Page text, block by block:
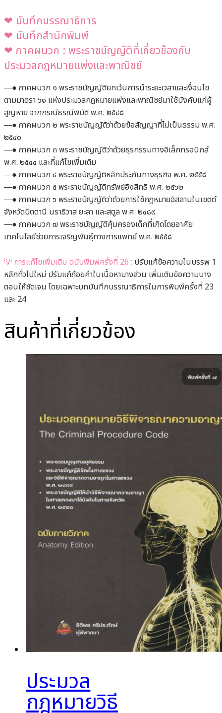
❤︎ บันทึกบรรณาธิการ
❤︎ บันทึกสำนักพิมพ์
❤︎ ภาคผนวก : พระราชบัญญัติที่เกี่ยวข้องกับ
ประมวลกฎหมายแพ่งและพาณิชย์
―● ภาคผนวก ๑ พระราชบัญญัติยกเว้นการนำระยะเวลาและเงื่อนไข
ตามมาตรา ๖๑ แห่งประมวลกฎหมายแพ่งและพาณิชย์มาใช้บังคับแก่ผู้
สูญหาย จากกรณีธรณีพิบัติ พ.ศ. ๒๕๔๘
―● ภาคผนวก ๒ พระราชบัญญัติว่าด้วยข้อสัญญาที่ไม่เป็นธรรม พ.ศ.
๒๕๔๐
―● ภาคผนวก ๓ พระราชบัญญัติว่าด้วยธุรกรรมทางอิเล็กทรอนิกส์
พ.ศ. ๒๕๔๔ และที่แก้ไขเพิ่มเติม
―● ภาคผนวก ๔ พระราชบัญญัติหลักประกันทางธุรกิจ พ.ศ. ๒๕๕๘
―● ภาคผนวก ๕ พระราชบัญญัติทรัพย์อิงสิทธิ พ.ศ. ๒๕๖๒
―● ภาคผนวก ๖ พระราชบัญญัติว่าด้วยการใช้กฎหมายอิสลามในเขตต์
จังหวัดปัตตานี นราธิวาส ยะลา และสตูล พ.ศ. ๒๔๘๙
―● ภาคผนวก ๗ พระราชบัญญัติคุ้มครองเด็กที่เกิดโดยอาศัย
เทคโนโลยีช่วยการเจริญพันธุ์ทางการแพทย์ พ.ศ. ๒๕๕๘
💡 การแก้ไขเพิ่มเติม ฉบับพิมพ์ครั้งที่ 26 : ปรับแก้ข้อความในบรรพ 1
หลักทั่วไปใหม่ ปรับแก้ถ้อยคำในเนื้อหาบางส่วน เพิ่มเติมข้อความบาง
ตอนให้ชัดเจน โดยเฉพาะบทบันทึกบรรณาธิการในการพิมพ์ครั้งที่ 23
และ 24
สินค้าที่เกี่ยวข้อง
ประมวล
กฎหมายวิธี